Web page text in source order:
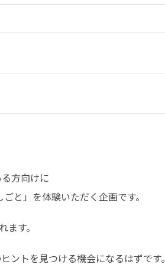
方向けに
と」を体験いただく企画です。
す。
ントを見つける機会になるはずです。